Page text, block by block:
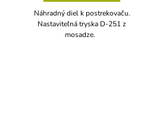
Náhradný diel k postrekovaču.
Nastaviteľná tryska D-251 z
mosadze.